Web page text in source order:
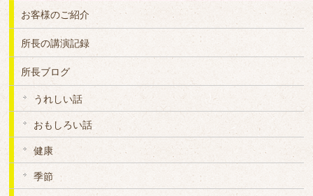
お客様のご紹介
所長の講演記録
所長ブログ
うれしい話
おもしろい話
健康
季節